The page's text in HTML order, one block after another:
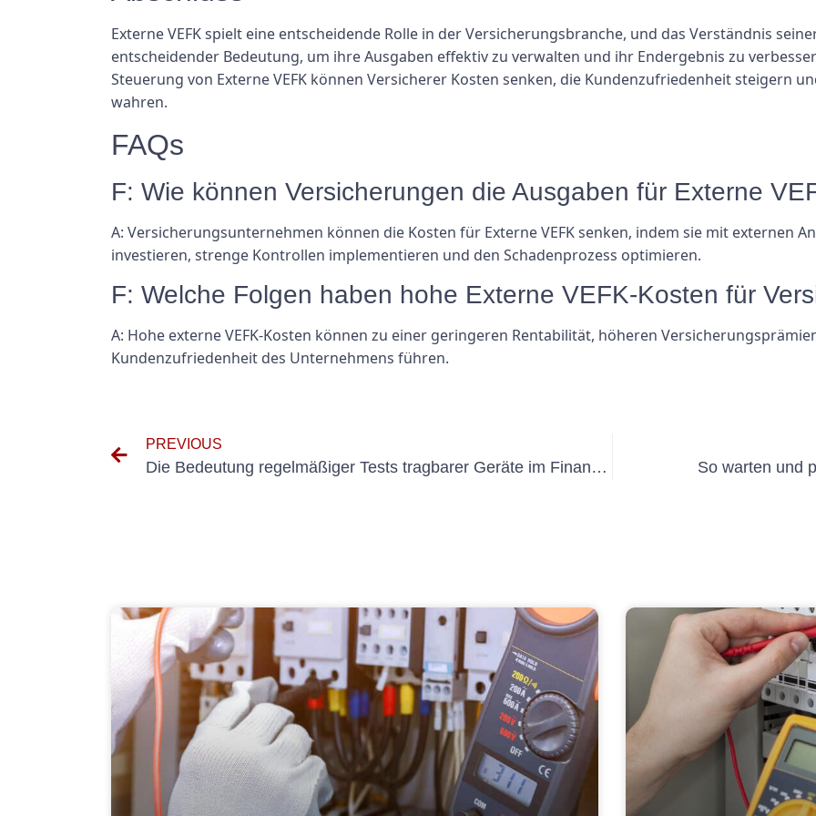
Externe VEFK spielt eine entscheidende Rolle in der Versicherungsbranche, und das Verständnis
entscheidender Bedeutung, um ihre Ausgaben effektiv zu verwalten und ihr Endergebnis zu
Steuerung von Externe VEFK können Versicherer Kosten senken, die Kundenzufriedenheit steigern
wahren.
FAQs
F: Wie können Versicherungen die Ausgaben für Externe
A: Versicherungsunternehmen können die Kosten für Externe VEFK senken, indem sie mit externen
investieren, strenge Kontrollen implementieren und den Schadenprozess optimieren.
F: Welche Folgen haben hohe Externe VEFK-Kosten für
A: Hohe externe VEFK-Kosten können zu einer geringeren Rentabilität, höheren
Kundenzufriedenheit des Unternehmens führen.
PREVIOUS
Die Bedeutung regelmäßiger Tests tragbarer Geräte im Finanzdienstleistungsbereich So warten und